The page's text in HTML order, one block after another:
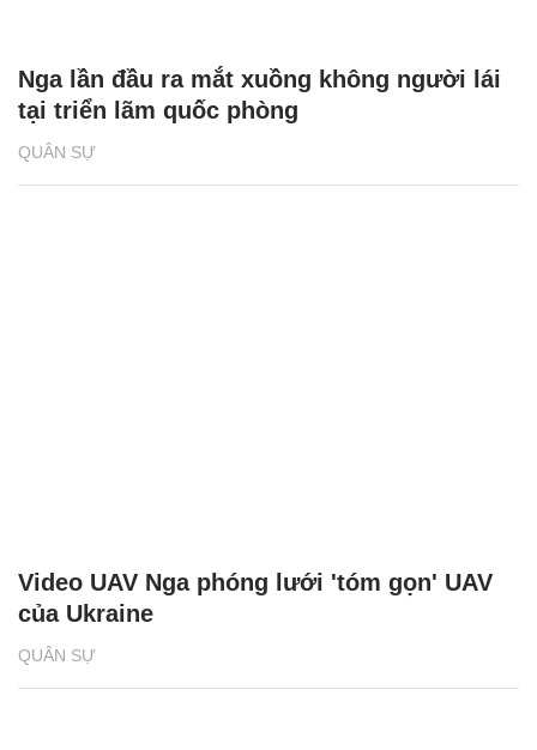
QUÂN SỰ
Nga lần đầu ra mắt xuồng không người lái
tại triển lãm quốc phòng
QUÂN SỰ
Video UAV Nga phóng lưới 'tóm gọn' UAV
của Ukraine